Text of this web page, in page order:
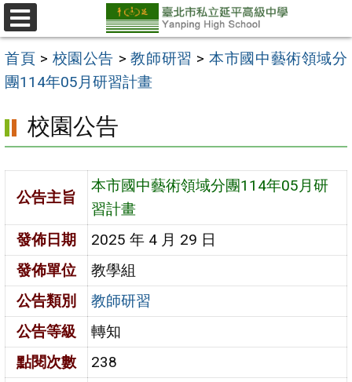
跳
至
主
要
區
選
單
首頁 > 校園公告 >教師研習 > 本市國中藝術領域分
團114年05月研習計畫
校園公告
公告主旨
本市國中藝術領域分團114年05月研
習計畫
發佈日期
2025 年 4 月 29 日
發佈單位
教學組
公告類別
教師研習
公告等級
轉知
點閱次數
238